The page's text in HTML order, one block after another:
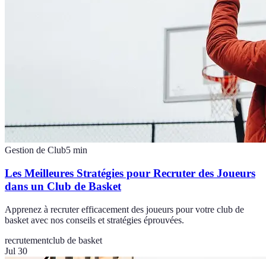
Gestion de Club5 min
Les Meilleures Stratégies pour Recruter des Joueurs
dans un Club de Basket
Apprenez à recruter efficacement des joueurs pour votre club de
basket avec nos conseils et stratégies éprouvées.
recrutementclub de basket
Jul 30